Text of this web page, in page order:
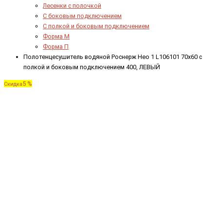
Лесенки с полочкой
С боковым подключением
С полкой и боковым подключением
Форма М
Форма П
Полотенцесушитель водяной Роснерж Нео 1 L106101 70x60 с
полкой и боковым подключением 400, ЛЕВЫЙ
Скидка5 %